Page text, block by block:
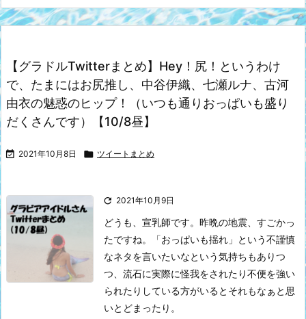
【グラドルTwitterまとめ】Hey！尻！というわけ
で、たまにはお尻推し、中谷伊織、七瀬ルナ、古河
由衣の魅惑のヒップ！（いつも通りおっぱいも盛り
だくさんです）【10/8昼】
 2021年10月8日  ツイートまとめ
 2021年10月9日
どうも、宣乳師です。昨晩の地震、すごかっ
たですね。
「おっぱいも揺れ」という不謹慎
なネタを言いたいなという気持ちもありつ
つ、流石に実際に怪我をされたり不便を強い
られたりしている方がいるとそれもなぁと思
いとどまったり。